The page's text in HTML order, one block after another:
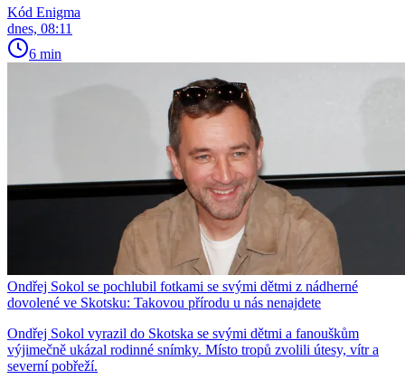
Kód Enigma
dnes, 08:11
6 min
Ondřej Sokol se pochlubil fotkami se svými dětmi z nádherné
dovolené ve Skotsku: Takovou přírodu u nás nenajdete
Ondřej Sokol vyrazil do Skotska se svými dětmi a fanouškům
výjimečně ukázal rodinné snímky. Místo tropů zvolili útesy, vítr a
severní pobřeží.